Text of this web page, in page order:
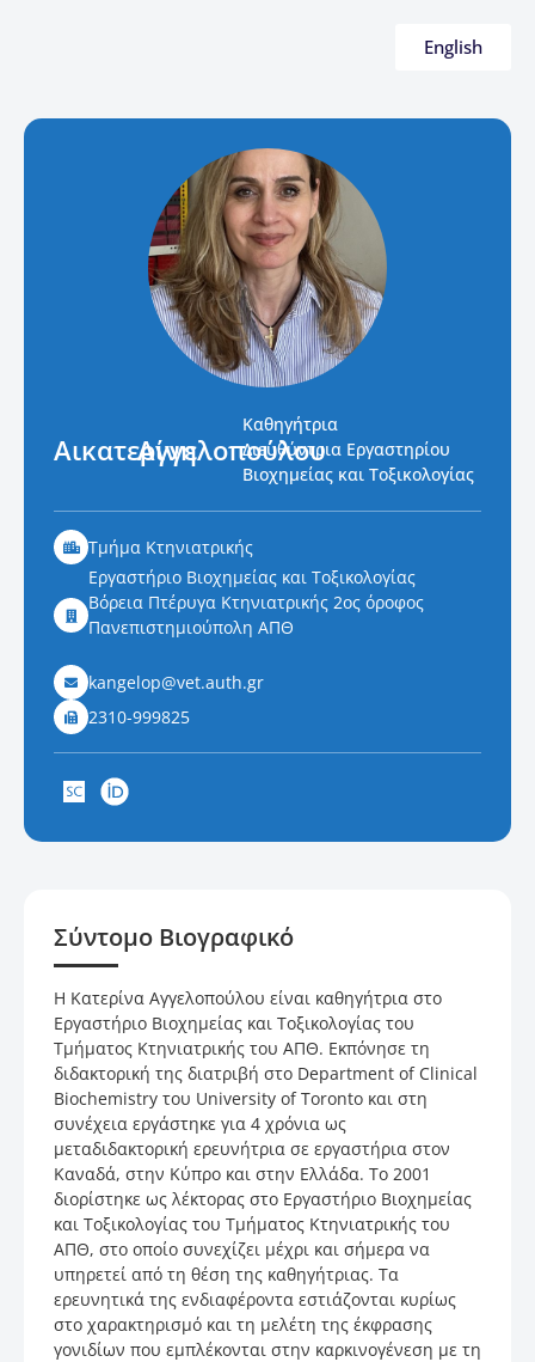
English
ΑικατερίνηΑγγελοπούλου
Καθηγήτρια
Διευθύντρια Εργαστηρίου
Βιοχημείας και Τοξικολογίας
Τμήμα Κτηνιατρικής
Εργαστήριο Βιοχημείας και Τοξικολογίας
Βόρεια Πτέρυγα Κτηνιατρικής 2ος όροφος
Πανεπιστημιούπολη ΑΠΘ
kangelop@vet.auth.gr
2310-999825
Σύντομο Βιογραφικό
Η Κατερίνα Αγγελοπούλου είναι καθηγήτρια στο
Εργαστήριο Βιοχημείας και Τοξικολογίας του
Τμήματος Κτηνιατρικής του ΑΠΘ. Εκπόνησε τη
διδακτορική της διατριβή στο Department of Clinical
Biochemistry του University of Toronto και στη
συνέχεια εργάστηκε για 4 χρόνια ως
μεταδιδακτορική ερευνήτρια σε εργαστήρια στον
Καναδά, στην Κύπρο και στην Ελλάδα. Το 2001
διορίστηκε ως λέκτορας στο Εργαστήριο Βιοχημείας
και Τοξικολογίας του Τμήματος Κτηνιατρικής του
ΑΠΘ, στο οποίο συνεχίζει μέχρι και σήμερα να
υπηρετεί από τη θέση της καθηγήτριας. Τα
ερευνητικά της ενδιαφέροντα εστιάζονται κυρίως
στο χαρακτηρισμό και τη μελέτη της έκφρασης
γονιδίων που εμπλέκονται στην καρκινογένεση με τη